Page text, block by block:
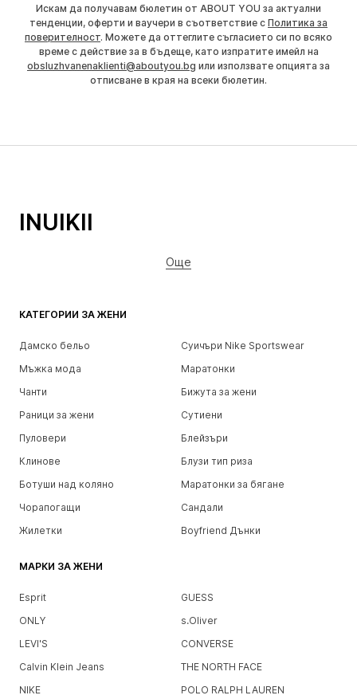
Искам да получавам бюлетин от ABOUT YOU за актуални
тенденции, оферти и ваучери в съответствие с Политика за
поверителност. Можете да оттеглите съгласието си по всяко
време с действие за в бъдеще, като изпратите имейл на
obsluzhvanenaklienti@aboutyou.bg или използвате опцията за
отписване в края на всеки бюлетин.
КАТЕГОРИИ ЗА ЖЕНИ
Дамско бельо
Суичъри Nike Sportswear
Мъжка мода
Маратонки
Чанти
Бижута за жени
Раници за жени
Сутиени
Пуловери
Блейзъри
Клинове
Блузи тип риза
Ботуши над коляно
Маратонки за бягане
Чорапогащи
Сандали
Жилетки
Boyfriend Дънки
МАРКИ ЗА ЖЕНИ
Esprit
GUESS
ONLY
s.Oliver
LEVI'S
CONVERSE
Calvin Klein Jeans
THE NORTH FACE
NIKE
POLO RALPH LAUREN
INUIKII
Още